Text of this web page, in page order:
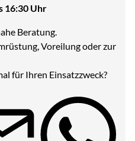
16:30 Uhr
Beratung.
Voreilung oder zur
für Ihren Einsatzzweck?